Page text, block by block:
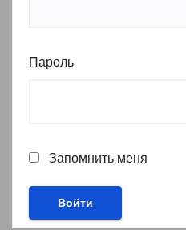
Пароль
Запомнить меня